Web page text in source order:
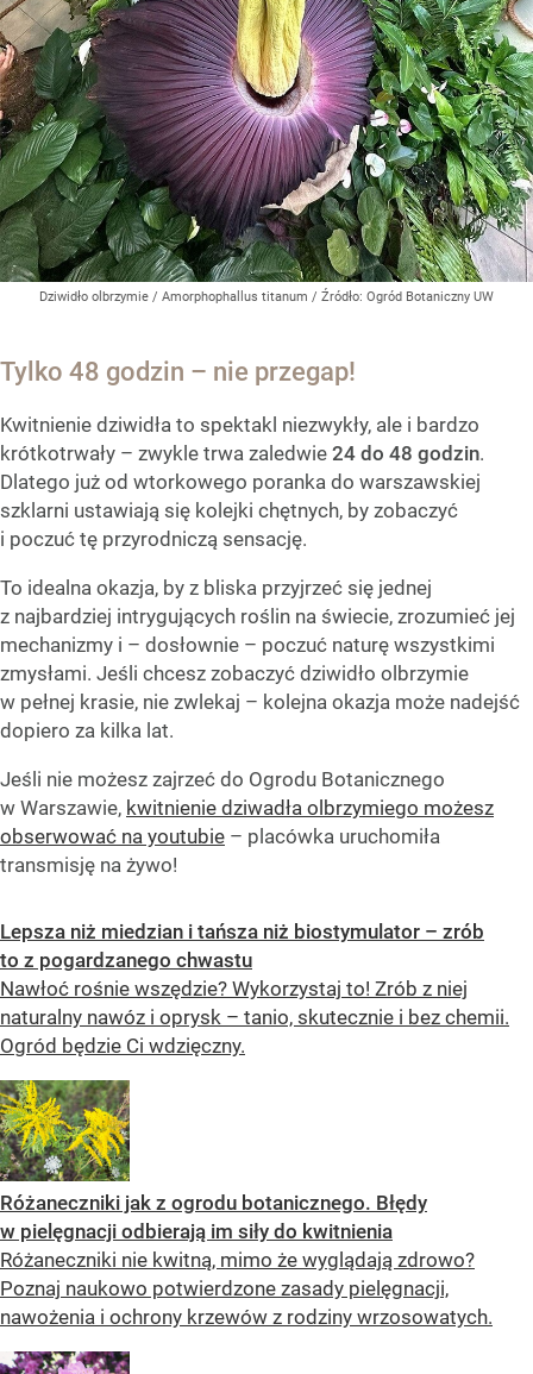
Dziwidło olbrzymie / Amorphophallus titanum / Źródło: Ogród Botaniczny UW
Tylko 48 godzin – nie przegap!
Kwitnienie dziwidła to spektakl niezwykły, ale i bardzo
krótkotrwały – zwykle trwa zaledwie 24 do 48 godzin.
Dlatego już od wtorkowego poranka do warszawskiej
szklarni ustawiają się kolejki chętnych, by zobaczyć
i poczuć tę przyrodniczą sensację.
To idealna okazja, by z bliska przyjrzeć się jednej
z najbardziej intrygujących roślin na świecie, zrozumieć jej
mechanizmy i – dosłownie – poczuć naturę wszystkimi
zmysłami. Jeśli chcesz zobaczyć dziwidło olbrzymie
w pełnej krasie, nie zwlekaj – kolejna okazja może nadejść
dopiero za kilka lat.
Jeśli nie możesz zajrzeć do Ogrodu Botanicznego
w Warszawie, kwitnienie dziwadła olbrzymiego możesz
obserwować na youtubie – placówka uruchomiła
transmisję na żywo!
Lepsza niż miedzian i tańsza niż biostymulator – zrób
to z pogardzanego chwastu
Nawłoć rośnie wszędzie? Wykorzystaj to! Zrób z niej
naturalny nawóz i oprysk – tanio, skutecznie i bez chemii.
Ogród będzie Ci wdzięczny.
Różaneczniki jak z ogrodu botanicznego. Błędy
w pielęgnacji odbierają im siły do kwitnienia
Różaneczniki nie kwitną, mimo że wyglądają zdrowo?
Poznaj naukowo potwierdzone zasady pielęgnacji,
nawożenia i ochrony krzewów z rodziny wrzosowatych.